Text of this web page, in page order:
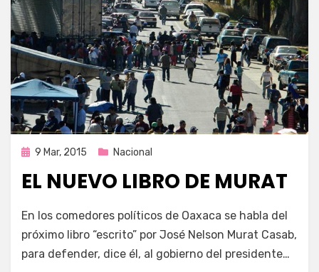
Publicada
9 Mar, 2015 Nacional
EL NUEVO LIBRO DE MURAT
por
En los comedores políticos de Oaxaca se habla del
próximo libro “escrito” por José Nelson Murat Casab,
para defender, dice él, al gobierno del presidente…